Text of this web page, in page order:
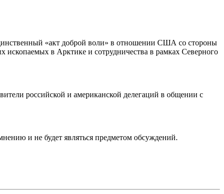
«акт доброй воли» в отношении США со стороны
в Арктике и сотрудничества в рамках Северного
российской и американской делегаций в общении с
и не будет являться предметом обсуждений.